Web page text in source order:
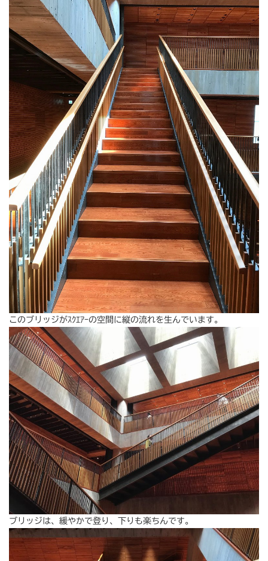
このブリッジがｽｸｴｱｰの空間に縦の流れを生んでいます。
ブリッジは、緩やかで登り、下りも楽ちんです。